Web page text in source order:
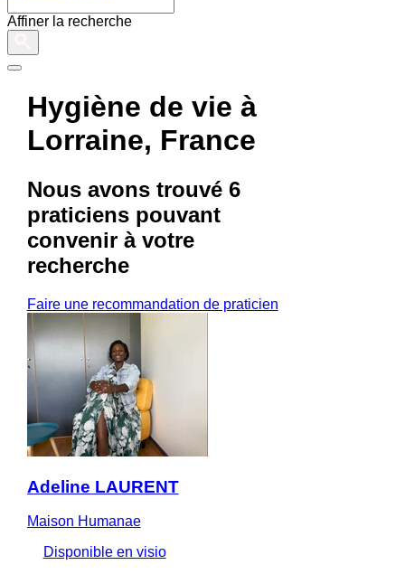
Affiner la recherche
Hygiène de vie à
Lorraine, France
Nous avons trouvé 6
praticienspouvant
convenir à votre
recherche
Faire une recommandation de praticien
Adeline LAURENT
Maison Humanae
Disponible en visio